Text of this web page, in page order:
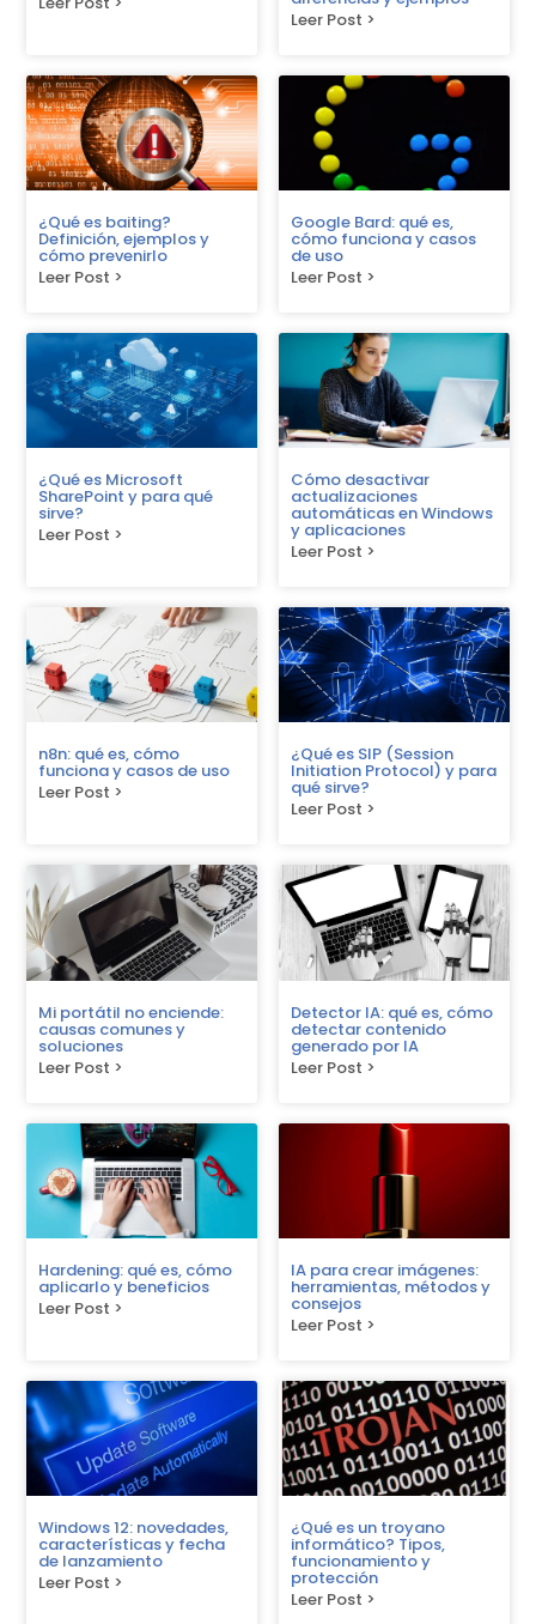
Leer Post >
¿Qué es baiting?
Definición, ejemplos y
cómo prevenirlo
Leer Post >
Google Bard: qué es,
cómo funciona y casos
de uso
Leer Post >
¿Qué es Microsoft
SharePoint y para qué
sirve?
Leer Post >
Cómo desactivar
actualizaciones
automáticas en Windows
y aplicaciones
Leer Post >
n8n: qué es, cómo
funciona y casos de uso
Leer Post >
¿Qué es SIP (Session
Initiation Protocol) y para
qué sirve?
Leer Post >
Mi portátil no enciende:
causas comunes y
soluciones
Leer Post >
Detector IA: qué es, cómo
detectar contenido
generado por IA
Leer Post >
Hardening: qué es, cómo
aplicarlo y beneficios
Leer Post >
IA para crear imágenes:
herramientas, métodos y
consejos
Leer Post >
Windows 12: novedades,
características y fecha
de lanzamiento
Leer Post >
¿Qué es un troyano
informático? Tipos,
funcionamiento y
protección
Leer Post >